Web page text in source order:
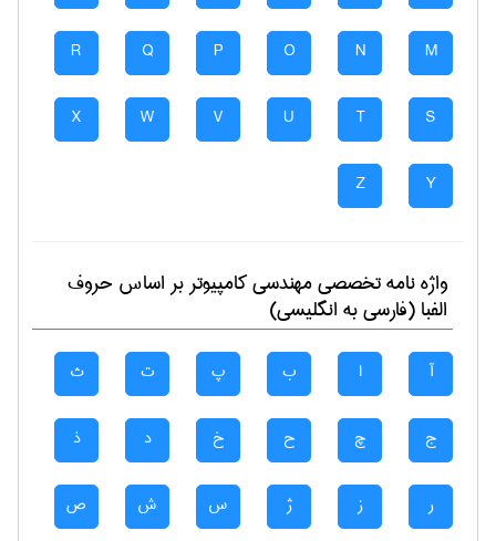
M
N
O
P
Q
R
S
T
U
V
W
X
Y
Z
واژه نامه تخصصیمهندسی كامپيوتربر اساس حروف
الفبا (فارسی به انگلیسی)
آ ا ب پ ت ث
ج چ ح خ د ذ
ر ز ژ س ش ص